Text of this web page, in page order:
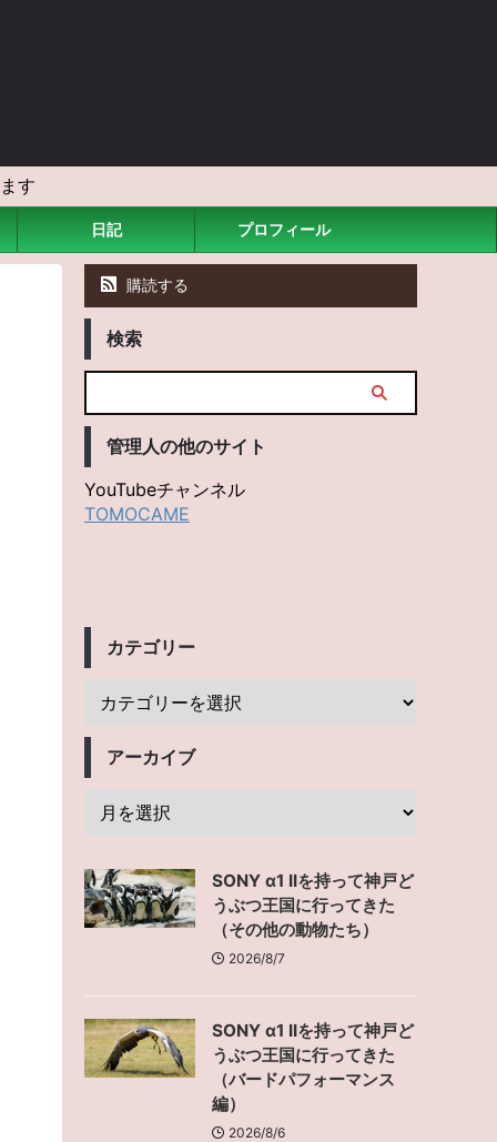
す
日記 プロフィール
購読する
検索
管理人の他のサイト
YouTubeチャンネル
TOMOCAME
カテゴリー
アーカイブ
SONY α1 IIを持って神戸ど
うぶつ王国に行ってきた
（その他の動物たち）
2026/8/7
SONY α1 IIを持って神戸ど
うぶつ王国に行ってきた
（バードパフォーマンス
編）
2026/8/6